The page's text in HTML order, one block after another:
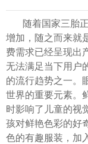
随着国家三胎
增加，随之而来就
费需求已经呈现出
无法满足当下用户
的流行趋势之一。
世界的重要元素。
时影响了儿童的视
孩对鲜艳色彩的好
色的有趣服装，加